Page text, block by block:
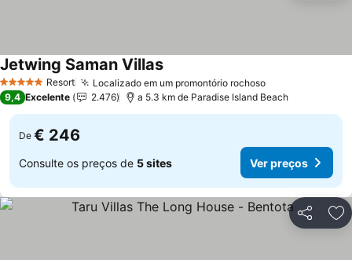
5 Estrelas Resort Localizado em um promontório rochoso
Jetwing Saman Villas
9,4 Excelente 2.476 a 5.3 km de Paradise Island Beach
De € 246
Consulte os preços de 5 sites Ver preços
Partilhar